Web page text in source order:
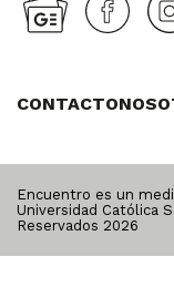
CONTACTO
Encuentro es un
Universidad Católica
Reservados 2026